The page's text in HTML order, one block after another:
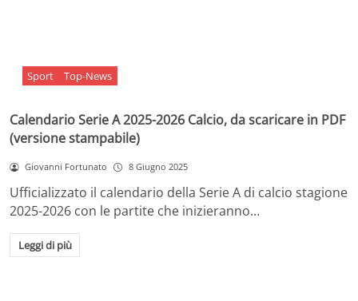
Sport Top-News
Calendario Serie A 2025-2026 Calcio, da scaricare in PDF
(versione stampabile)
Giovanni Fortunato 8 Giugno 2025
Ufficializzato il calendario della Serie A di calcio stagione
2025-2026 con le partite che inizieranno…
Leggi di più